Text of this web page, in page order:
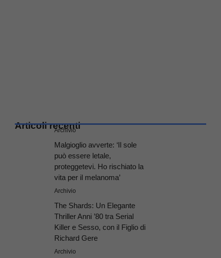
Articoli recenti
Archivio
Malgioglio avverte: ‘Il sole
può essere letale,
proteggetevi. Ho rischiato la
vita per il melanoma’
Archivio
The Shards: Un Elegante
Thriller Anni ’80 tra Serial
Killer e Sesso, con il Figlio di
Richard Gere
Archivio